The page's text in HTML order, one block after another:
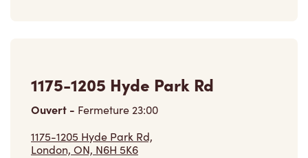
1175-1205 Hyde Park Rd
Ouvert - Fermeture23:00
1175-1205 Hyde Park Rd,
London, ON, N6H 5K6